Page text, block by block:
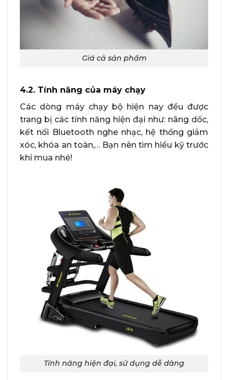
Giá cả sản phẩm
4.2. Tính năng của máy chạy
Các dòng máy chạy bộ hiện nay đều được
trang bị các tính năng hiện đại như: nâng dốc,
kết nối Bluetooth nghe nhạc, hệ thống giảm
xóc, khóa an toàn,… Bạn nên tìm hiểu kỹ trước
khi mua nhé!
Tính năng hiện đại, sử dụng dễ dàng